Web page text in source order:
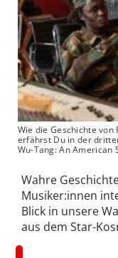
Wie die Geschichte von
erfährst Du in der
Wu-Tang: An American
Wahre
Musiker:innen
Blick in unsere
aus dem Star-